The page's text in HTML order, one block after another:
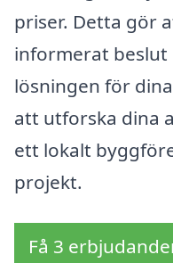
priser. Detta gör
informerat beslut
lösningen för
att utforska dina
ett lokalt
projekt.
Få 3